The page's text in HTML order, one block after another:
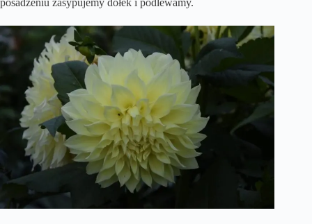
posadzeniu zasypujemy dołek i podlewamy.